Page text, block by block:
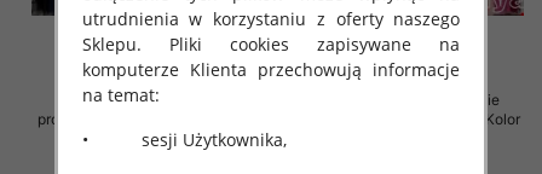
Sukienki damskie (Włoskie
produkt) Roz Standard, Mix Kolor
Paczka 5 szt
Sukienki damskie (Włoskie
produkt) Roz Standard, Mix Kolor
utrudnienia w korzystaniu z oferty naszego
Sklepu. Pliki cookies zapisywane na
komputerze Klienta przechowują informacje
na temat:
• sesji Użytkownika,